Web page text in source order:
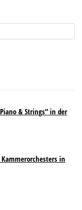
& Strings“ in der
in